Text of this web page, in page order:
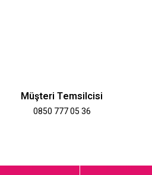
Müşteri Temsilcisi
0850 777 05 36